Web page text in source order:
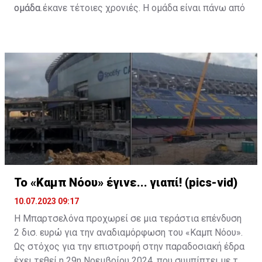
υποθηκευμένα για να προσφέρει εγγυήσεις σε ένα
χρηματοπιστωτικό ίδρυμα και να της επιτρέψει να
ζητήσει κάποιο τραπεζικό δάνειο.
Κάπως έτσι, η ένεση των 35 εκατομμυρίων ευρώ θα
πρέπει να προέλθει από την πώληση παικτών, αλλά
και να υπάρξει αύξηση μετοχικού κεφαλαίου. Ένας από
τους ποδοσφαιριστές που είναι υπό παραχώρηση είναι
και ο Ντε Φρούτος, ο οποίος απασχολεί μεταξύ άλλων
και τον Ολυμπιακό.
ομάδα.
ομάδα έκανε τέτοιες χρονιές. Η ομάδα είναι πάνω από
Το «Καμπ Νόου» έγινε... γιαπί! (pics-vid)
10.07.2023 09:17
H Μπαρτσελόνα προχωρεί σε μια τεράστια επένδυση
2 δισ. ευρώ για την αναδιαμόρφωση του «Καμπ Νόου».
Ως στόχος για την επιστροφή στην παραδοσιακή έδρα